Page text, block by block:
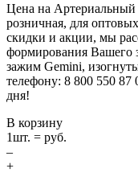
Цена на
розничная, для
скидки и акции, мы
формирования Вашего
зажим Gemini,
телефону: 8 800 550
дня!
В корзину
1шт. = руб.
–
+